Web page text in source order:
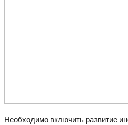
Необходимо включить развитие